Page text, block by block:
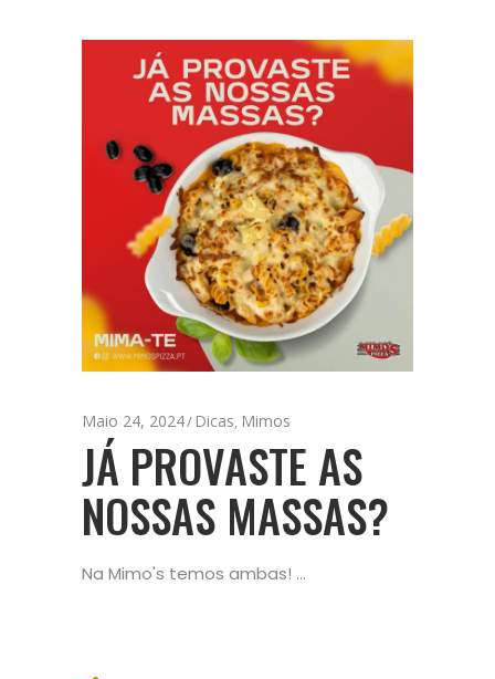
Maio 24, 2024 Dicas, Mimos
JÁ PROVASTE AS
NOSSAS MASSAS?
Na Mimo's temos ambas!